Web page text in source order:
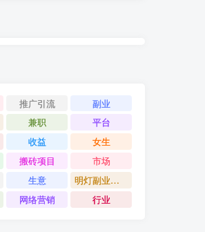
推广引流
副业
兼职
平台
收益
女生
搬砖项目
市场
生意
明灯副业千计
网络营销 行业